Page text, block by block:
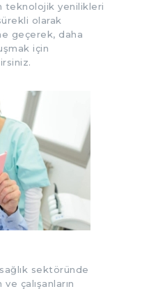
teknolojik yenilikleri
olarak
geçerek, daha
için
sektöründe
çalışanların